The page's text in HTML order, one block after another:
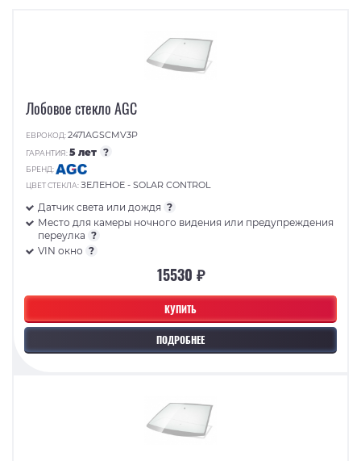
КУПИТЬ
ПОДРОБНЕЕ
Лобовое стекло AGC
ЕВРОКОД:2471AGSCMV3P
ГАРАНТИЯ:5 лет ?
БРЕНД:
ЦВЕТ СТЕКЛА:ЗЕЛЕНОЕ - SOLAR CONTROL
Датчик света или дождя ?
Место для камеры ночного видения или предупреждения
переулка ?
VIN окно ?
15530 ₽